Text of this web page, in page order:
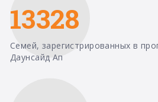
13328
Семей, зарегистрированных в
Даунсайд Ап